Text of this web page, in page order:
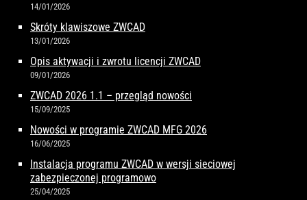
14/01/2026
Skróty klawiszowe ZWCAD
13/01/2026
Opis aktywacji i zwrotu licencji ZWCAD
09/01/2026
ZWCAD 2026 1.1 – przegląd nowości
15/09/2025
Nowości w programie ZWCAD MFG 2026
16/06/2025
Instalacja programu ZWCAD w wersji sieciowej
zabezpieczonej programowo
25/04/2025